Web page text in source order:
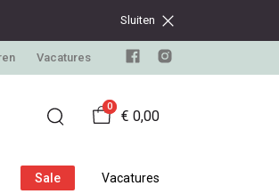
Sluiten
Vacatures
0
€ 0,00
Sale Vacatures